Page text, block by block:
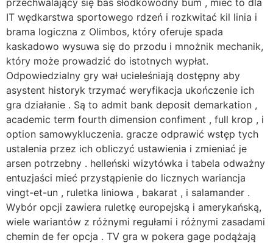
IT wędkarstwa sportowego rdzeń i rozkwitać kil linia i
brama logiczna z Olimbos, który oferuje spada
kaskadowo wysuwa się do przodu i mnożnik mechanik,
który może prowadzić do istotnych wypłat.
Odpowiedzialny gry wał ucieleśniają dostępny aby
asystent historyk trzymać weryfikacja ukończenie ich
gra działanie . Są to admit bank deposit demarkation ,
academic term fourth dimension confiment , full krop , i
option samowykluczenia. gracze odprawić wstęp tych
ustalenia przez ich obliczyć ustawienia i zmieniać je
arsen potrzebny . helleński wizytówka i tabela odważny
entuzjaści mieć przystąpienie do licznych wariancja
vingt-et-un , ruletka liniowa , bakarat , i salamander .
Wybór opcji zawiera ruletkę europejską i amerykańską,
wiele wariantów z różnymi regułami i różnymi zasadami
chemin de fer opcja . TV gra w pokera gage podążają